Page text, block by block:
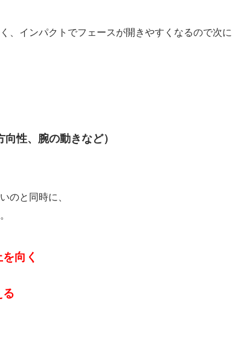
、インパクトでフェースが開きやすくなるので次に
性、腕の動きなど）
のと同時に、
向く